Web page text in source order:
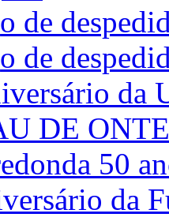
de
de
da
DE
50
da